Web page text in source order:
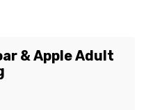
& Apple Adult